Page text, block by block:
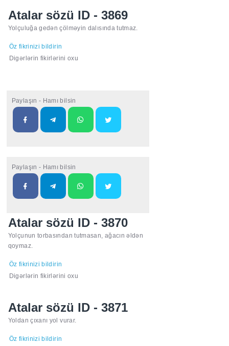
Atalar sözü ID - 3869
Yolçuluğa gedən çölməyin dalısında tutmaz.
Öz fikrinizi bildirin
Digərlərin fikirlərini oxu
Paylaşın - Hamı bilsin
Paylaşın - Hamı bilsin
Atalar sözü ID - 3870
Yolçunun torbasından tutmasan, ağacın əldən
qoymaz.
Öz fikrinizi bildirin
Digərlərin fikirlərini oxu
Atalar sözü ID - 3871
Yoldan çıxanı yol vurar.
Öz fikrinizi bildirin